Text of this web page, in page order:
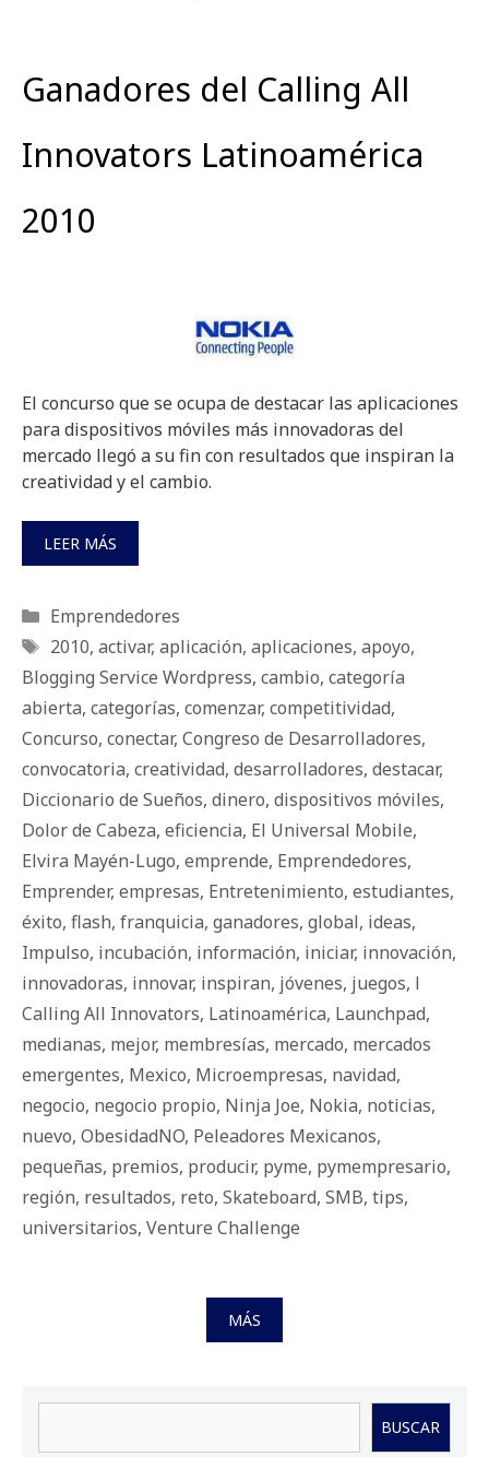
Ganadores del Calling All
Innovators Latinoamérica
2010
El concurso que se ocupa de destacar las aplicaciones
para dispositivos móviles más innovadoras del
mercado llegó a su fin con resultados que inspiran la
creatividad y el cambio.
LEER MÁS
Categorías
Emprendedores
Etiquetas
2010, activar, aplicación, aplicaciones, apoyo,
Blogging Service Wordpress, cambio, categoría
abierta, categorías, comenzar, competitividad,
Concurso, conectar, Congreso de Desarrolladores,
convocatoria, creatividad, desarrolladores, destacar,
Diccionario de Sueños, dinero, dispositivos móviles,
Dolor de Cabeza, eficiencia, El Universal Mobile,
Elvira Mayén-Lugo, emprende, Emprendedores,
Emprender, empresas, Entretenimiento, estudiantes,
éxito, flash, franquicia, ganadores, global, ideas,
Impulso, incubación, información, iniciar, innovación,
innovadoras, innovar, inspiran, jóvenes, juegos, l
Calling All Innovators, Latinoamérica, Launchpad,
medianas, mejor, membresías, mercado, mercados
emergentes, Mexico, Microempresas, navidad,
negocio, negocio propio, Ninja Joe, Nokia, noticias,
nuevo, ObesidadNO, Peleadores Mexicanos,
pequeñas, premios, producir, pyme, pymempresario,
región, resultados, reto, Skateboard, SMB, tips,
universitarios, Venture Challenge
MÁS
BUSCAR